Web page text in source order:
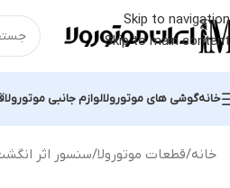
Skip to navigation
Skip to main content
خانهگوشی های موتورولالوازم جانبی موتورولا
خانه قطعات موتورولا سنسور اثر